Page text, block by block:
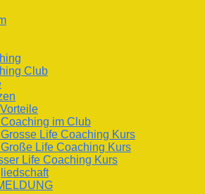
Club
Coaching im Club
Life Coaching Kurs
Life Coaching Kurs
Life Coaching Kurs